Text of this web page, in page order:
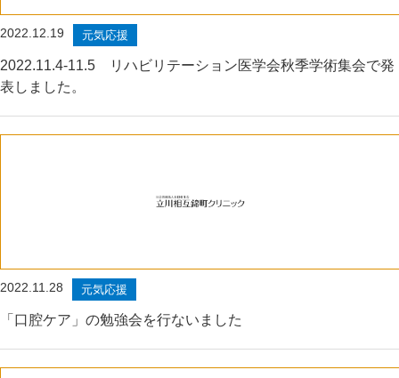
2022.12.19 元気応援
2022.11.4-11.5 リハビリテーション医学会秋季学術集会で発
表しました。
2022.11.28 元気応援
「口腔ケア」の勉強会を行ないました